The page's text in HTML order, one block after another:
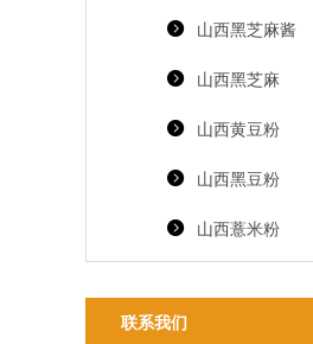
山西黑芝麻酱
山西黑芝麻
山西黄豆粉
山西黑豆粉
山西薏米粉
联系我们